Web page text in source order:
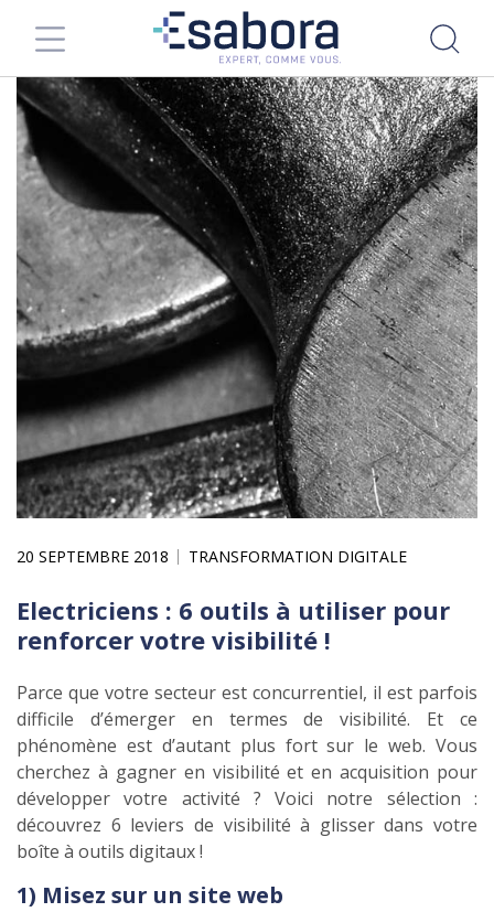
20 SEPTEMBRE 2018 TRANSFORMATION DIGITALE
Electriciens : 6 outils à utiliser pour
renforcer votre visibilité !
Parce que votre secteur est concurrentiel, il est parfois
difficile d’émerger en termes de visibilité. Et ce
phénomène est d’autant plus fort sur le web. Vous
cherchez à gagner en visibilité et en acquisition pour
développer votre activité ? Voici notre sélection :
découvrez 6 leviers de visibilité à glisser dans votre
boîte à outils digitaux !
1) Misez sur un site web